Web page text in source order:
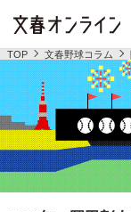
TOP 文春野球コラム